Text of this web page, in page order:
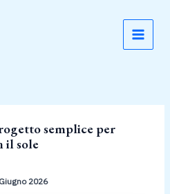
semplice per
il sole
2026